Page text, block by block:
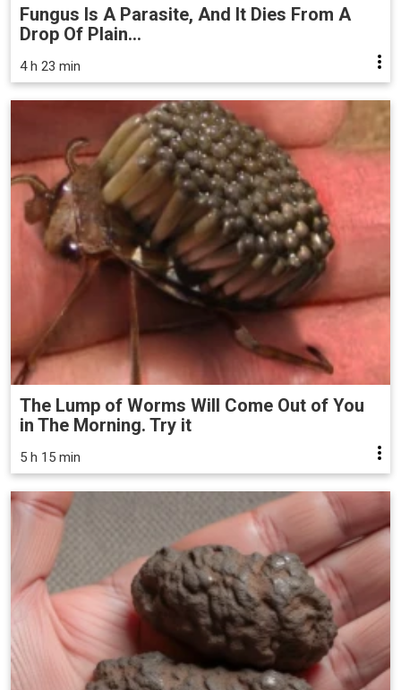
Fungus Is A Parasite, And It Dies From A
Drop Of Plain...
4 h 23 min
The Lump of Worms Will Come Out of You
in The Morning. Try it
5 h 15 min